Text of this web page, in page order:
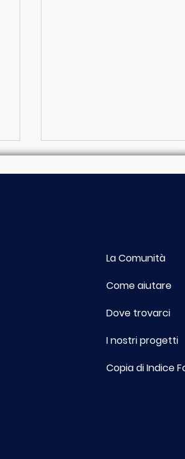
"Non ricominciamo da
zero, ma di nuovo": le
della Scuola di Italiano
La Comunità
Come aiutare
Dove trovarci
I nostri progetti
Copia di Indice